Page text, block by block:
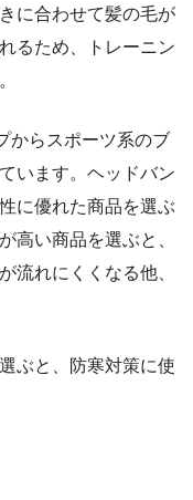
に合わせて髪の毛が
るため、トレーニン
からスポーツ系のブ
います。ヘッドバン
に優れた商品を選ぶ
高い商品を選ぶと、
流れにくくなる他、
ぶと、防寒対策に使